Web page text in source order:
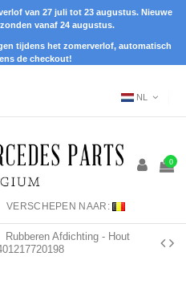
van 27 juli tot 23 augustus. Nieuwe
vanaf 24 augustus.
tijdens het zomerverlof, automatisch
de checkout!
NL
0
VERSCHEPEN NAAR:
Rubberen Afdichting - Hout